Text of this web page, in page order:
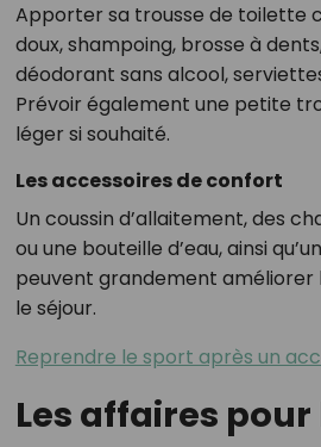
Apporter sa trousse de toilette
doux, shampoing, brosse à
déodorant sans alcool,
Prévoir également une petite
léger si souhaité.
Les accessoires de confort
Un coussin d’allaitement, des
ou une bouteille d’eau, ainsi
peuvent grandement
le séjour.
Reprendre le sport après un
Les affaires pour